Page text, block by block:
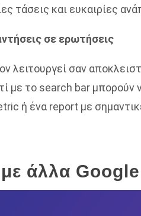
τάσεις και ευκαιρίες
σε ερωτήσεις
λειτουργεί σαν
με το search bar μπορούν
ή ένα report με
άλλα Google